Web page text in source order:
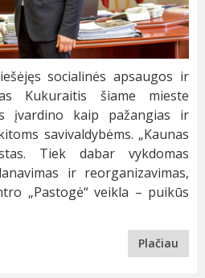
socialinės apsaugos ir
Kukuraitis šiame mieste
įvardino kaip pažangias ir
savivaldybėms. „Kaunas
Tiek dabar vykdomas
ir reorganizavimas,
„Pastogė“ veikla – puikūs
Plačiau